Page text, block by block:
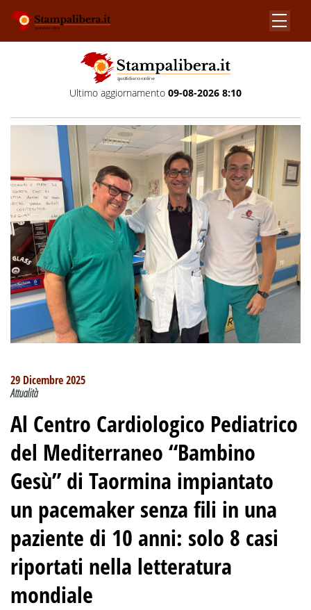
Ultimo aggiornamento 09-08-2026 8:10
29 Dicembre 2025
Attualità
Al Centro Cardiologico Pediatrico
del Mediterraneo “Bambino
Gesù” di Taormina impiantato
un pacemaker senza fili in una
paziente di 10 anni: solo 8 casi
riportati nella letteratura
mondiale